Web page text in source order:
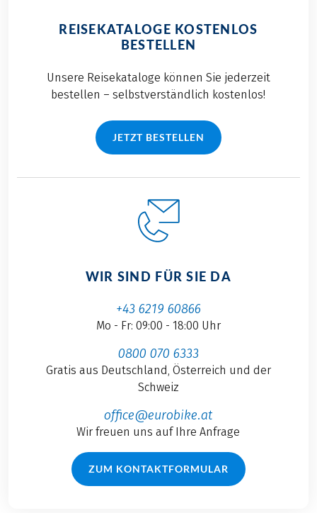
REISEKATALOGE KOSTENLOS
BESTELLEN
Unsere Reisekataloge können Sie jederzeit
bestellen – selbstverständlich kostenlos!
JETZT BESTELLEN
WIR SIND FÜR SIE DA
+43 6219 60866
Mo - Fr: 09:00 - 18:00 Uhr
0800 070 6333
Gratis aus Deutschland, Österreich und der
Schweiz
office@eurobike.at
Wir freuen uns auf Ihre Anfrage
ZUM KONTAKTFORMULAR